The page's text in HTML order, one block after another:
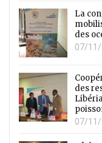
La
des
07/
des
07/